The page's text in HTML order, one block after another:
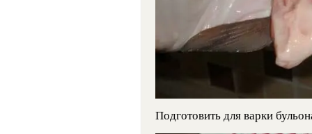
Подготовить для варки